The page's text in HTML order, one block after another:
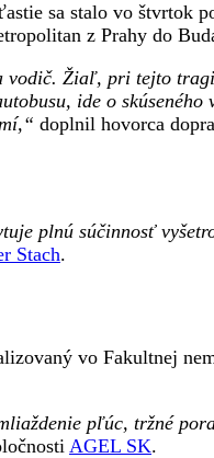
sa stalo vo štvrtok
z Prahy do
Žiaľ, pri tejto
ide o
doplnil hovorca
plnú súčinnosť
Stach.
vo Fakultnej
pľúc, tržné
AGEL SK.